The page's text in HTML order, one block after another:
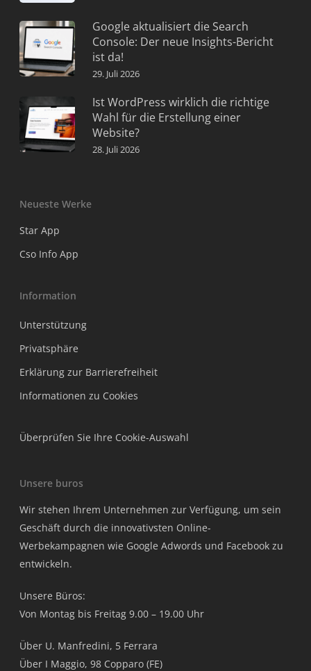
Google aktualisiert die Search
Console: Der neue Insights-Bericht
ist da!
29. Juli 2026
Ist WordPress wirklich die richtige
Wahl für die Erstellung einer
Website?
28. Juli 2026
Neueste Werke
Star App
Cso Info App
Information
Unterstützung
Privatsphäre
Erklärung zur Barrierefreiheit
Informationen zu Cookies
Überprüfen Sie Ihre Cookie-Auswahl
Unsere buros
Wir stehen Ihrem Unternehmen zur Verfügung, um sein
Geschäft durch die innovativsten Online-
Werbekampagnen wie Google Adwords und Facebook zu
entwickeln.
Unsere Büros:
Von Montag bis Freitag 9.00 – 19.00 Uhr
Über U. Manfredini, 5 Ferrara
Über I Maggio, 98 Copparo (FE)